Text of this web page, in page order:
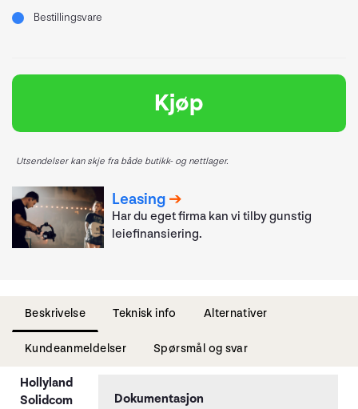
Bestillingsvare
Kjøp
Utsendelser kan skje fra både butikk- og nettlager.
Leasing
Har du eget firma kan vi tilby gunstig
leiefinansiering.
Beskrivelse Teknisk info Alternativer
Kundeanmeldelser Spørsmål og svar
Hollyland
Solidcom